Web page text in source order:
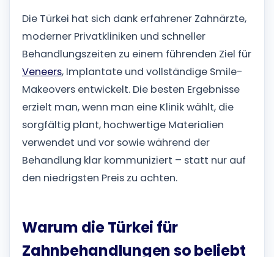
Die Türkei hat sich dank erfahrener Zahnärzte,
moderner Privatkliniken und schneller
Behandlungszeiten zu einem führenden Ziel für
Veneers, Implantate und vollständige Smile-
Makeovers entwickelt. Die besten Ergebnisse
erzielt man, wenn man eine Klinik wählt, die
sorgfältig plant, hochwertige Materialien
verwendet und vor sowie während der
Behandlung klar kommuniziert – statt nur auf
den niedrigsten Preis zu achten.
Warum die Türkei für
Zahnbehandlungen so beliebt